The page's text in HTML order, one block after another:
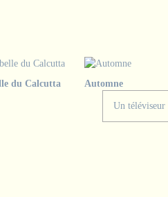
du Calcutta Automne
Un téléviseur